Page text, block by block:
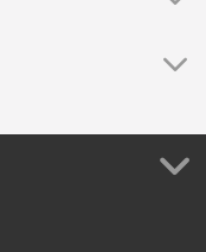
audioguía
de Gaudí